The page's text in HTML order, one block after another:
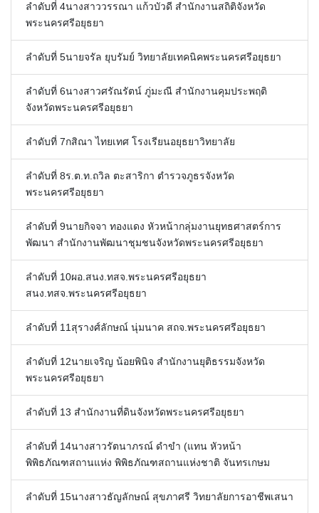
ลำดับที่ 4นางสาววรรณา แก้วบัวดี สำนักงานสถิติจังหวัด
พระนครศรีอยุธยา
ลำดับที่ 5นายจรัล ยุบรัมย์ วิทยาลัยเทคนิคพระนครศรีอยุธยา
ลำดับที่ 6นางสาวศรัณรัตน์ ภู่มะณี สำนักงานคุมประพฤติ
จังหวัดพระนครศรีอยุธยา
ลำดับที่ 7กสิณา ไทยเทศ โรงเรียนอยุธยาวิทยาลัย
ลำดับที่ 8ร.ต.ท.ถวิล ตะสาริกา ตำรวจภูธรจังหวัด
พระนครศรีอยุธยา
ลำดับที่ 9นายกิจจา ทองแดง หัวหน้ากลุ่มงานยุทธศาสตร์การ
พัฒนา สำนักงานพัฒนาชุมชนจังหวัดพระนครศรีอยุธยา
ลำดับที่ 10ผอ.สนง.ทสจ.พระนครศรีอยุธยา
สนง.ทสจ.พระนครศรีอยุธยา
ลำดับที่ 11สุรางศ์ลักษณ์ นุ่มนาค สถจ.พระนครศรีอยุธยา
ลำดับที่ 12นายเจริญ น้อยพินิจ สำนักงานยุติธรรมจังหวัด
พระนครศรีอยุธยา
ลำดับที่ 13 สำนักงานที่ดินจังหวัดพระนครศรีอยุธยา
ลำดับที่ 14นางสาวรัตนาภรณ์ ดำขำ (แทน หัวหน้า
พิพิธภัณฑสถานแห่ง พิพิธภัณฑสถานแห่งชาติ จันทรเกษม
ลำดับที่ 15นางสาวธัญลักษณ์ สุขภาศรี วิทยาลัยการอาชีพเสนา